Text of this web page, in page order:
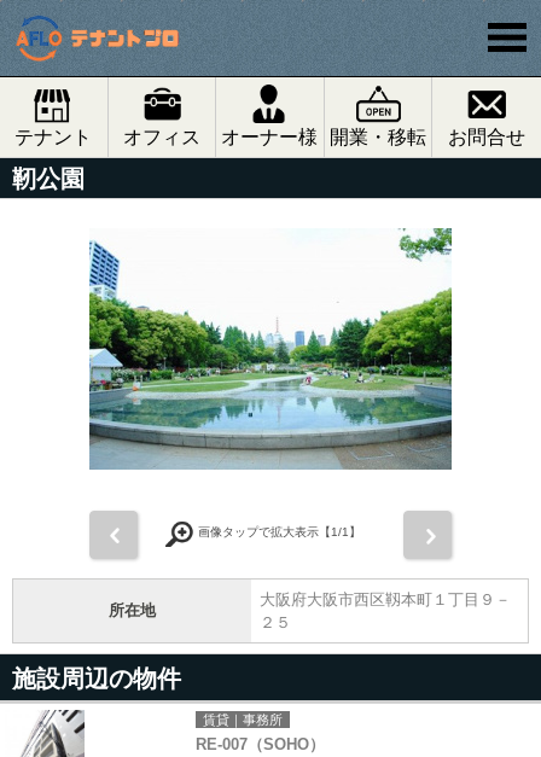
テナント オフィス オーナー様 開業・移転 お問合せ
靭公園
画像タップで拡大表示【1/1】
所在地
大阪府大阪市西区靱本町１丁目９－
２５
施設周辺の物件
賃貸｜事務所
RE-007（SOHO）